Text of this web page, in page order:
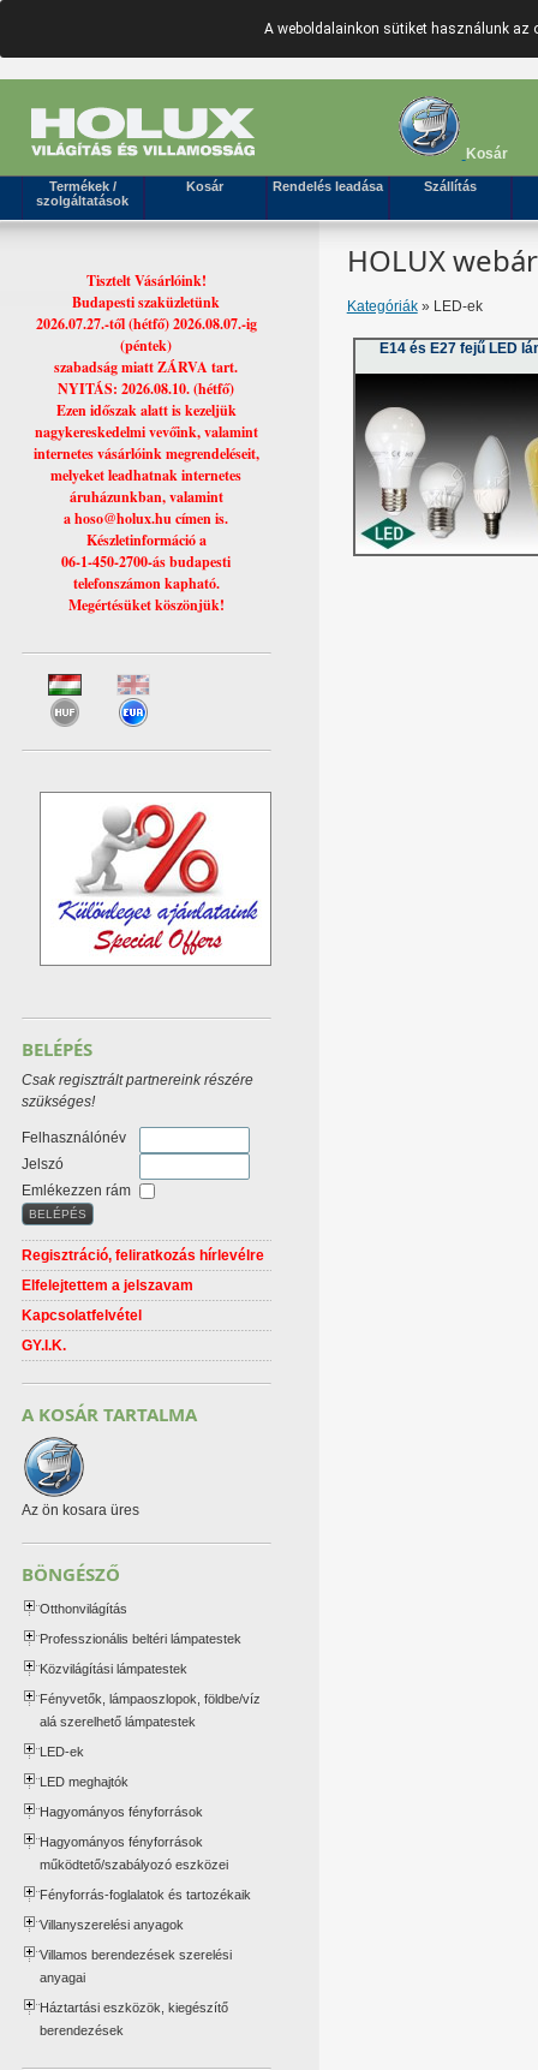
A weboldalainkon sütiket használunk
Kosár
Termékek /
szolgáltatások
Kosár Rendelés leadása Szállítás
HOLUX
Kategóriák» LED-ek
E14 és E27 fejű LED
Tisztelt Vásárlóink!
Budapesti szaküzletünk
2026.07.27.-től (hétfő) 2026.08.07.-ig
(péntek)
szabadság miatt ZÁRVA tart.
NYITÁS: 2026.08.10. (hétfő)
Ezen időszak alatt is kezeljük
nagykereskedelmi vevőink, valamint
internetes vásárlóink megrendeléseit,
melyeket leadhatnak internetes
áruházunkban, valamint
a hoso@holux.hu címen is.
Készletinformáció a
06-1-450-2700-ás budapesti
telefonszámon kapható.
Megértésüket köszönjük!
BELÉPÉS
Csak regisztrált partnereink részére
szükséges!
Felhasználónév
Jelszó
Emlékezzen rám
Regisztráció, feliratkozás hírlevélre
Elfelejtettem a jelszavam
Kapcsolatfelvétel
GY.I.K.
A KOSÁR TARTALMA
Az ön kosara üres
BÖNGÉSZŐ
Otthonvilágítás
Professzionális beltéri lámpatestek
Közvilágítási lámpatestek
Fényvetők, lámpaoszlopok, földbe/víz
alá szerelhető lámpatestek
LED-ek
LED meghajtók
Hagyományos fényforrások
Hagyományos fényforrások
működtető/szabályozó eszközei
Fényforrás-foglalatok és tartozékaik
Villanyszerelési anyagok
Villamos berendezések szerelési
anyagai
Háztartási eszközök, kiegészítő
berendezések